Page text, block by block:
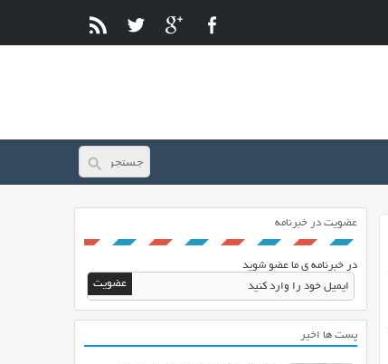
عضویت در خبرنامه
در خبرنامه ی ما عضو شوید
پست ها اخیر